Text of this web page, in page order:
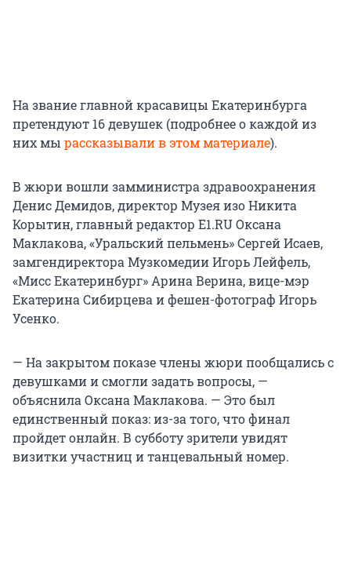
На звание главной красавицы Екатеринбурга
претендуют 16 девушек (подробнее о каждой из
них мы рассказывали в этом материале).
В жюри вошли замминистра здравоохранения
Денис Демидов, директор Музея изо Никита
Корытин, главный редактор Е1.RU Оксана
Маклакова, «Уральский пельмень» Сергей Исаев,
замгендиректора Музкомедии Игорь Лейфель,
«Мисс Екатеринбург» Арина Верина, вице-мэр
Екатерина Сибирцева и фешен-фотограф Игорь
Усенко.
— На закрытом показе члены жюри пообщались с
девушками и смогли задать вопросы, —
объяснила Оксана Маклакова. — Это был
единственный показ: из-за того, что финал
пройдет онлайн. В субботу зрители увидят
визитки участниц и танцевальный номер.